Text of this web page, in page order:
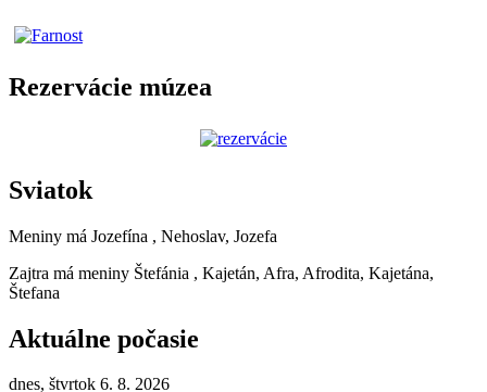
Rezervácie múzea
Sviatok
Meniny má Jozefína , Nehoslav, Jozefa
Zajtra má meniny Štefánia , Kajetán, Afra, Afrodita, Kajetána,
Štefana
Aktuálne počasie
dnes, štvrtok 6. 8. 2026